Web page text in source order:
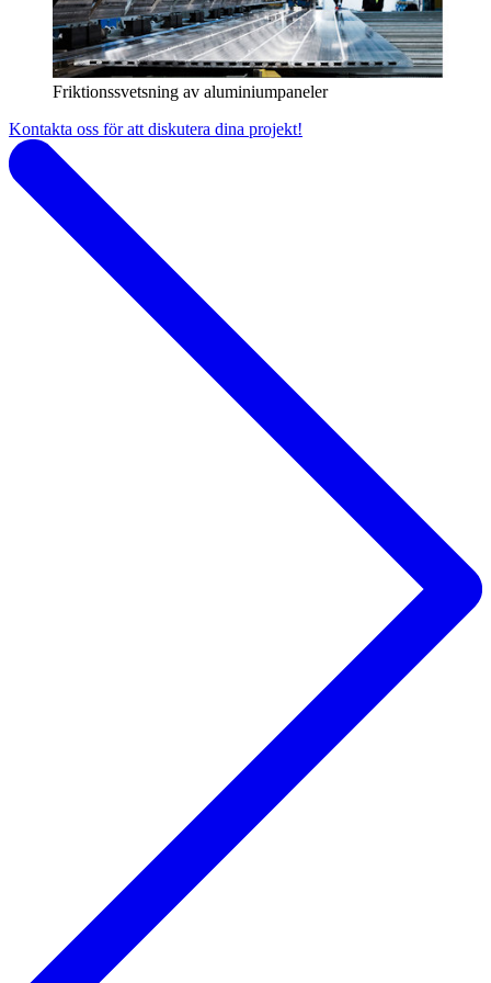
Friktionssvetsning av aluminiumpaneler
Kontakta oss för att diskutera dina projekt!